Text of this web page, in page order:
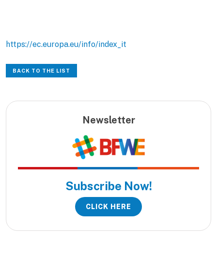
https://ec.europa.eu/info/index_it
BACK TO THE LIST
Newsletter
Subscribe Now!
CLICK HERE